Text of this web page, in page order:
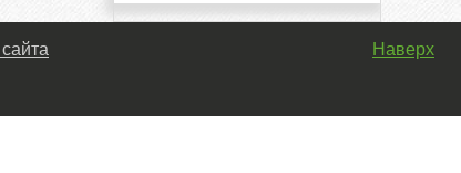
Наверх